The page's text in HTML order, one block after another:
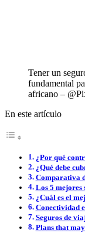
Tener un
fundamental
africano –
En este artículo
¿Por qué
¿Qué debe
Comparativa
Los 5 mejores
¿Cuál es el
Conectividad
Seguros de
Plans that